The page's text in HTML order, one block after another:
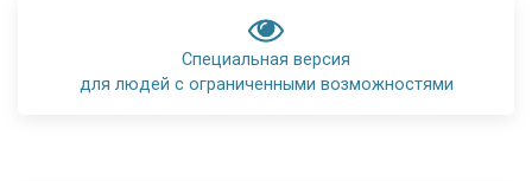
Специальная версия
для людей с ограниченными возможностями